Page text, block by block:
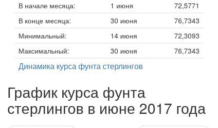
В начале месяца:
1 июня
72,5771
В конце месяца:
30 июня
76,7343
Минимальный:
14 июня
72,3093
Максимальный:
30 июня 76,7343
Динамика курса фунта стерлингов
График курса фунта
стерлингов в июне 2017 года